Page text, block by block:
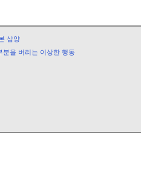
삼양
을 버리는 이상한 행동